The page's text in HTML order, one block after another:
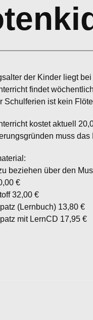
der Kinder liegt bei
findet
Schulferien ist kein
kostet aktuell
muss
beziehen über den
€
32,00 €
(Lernbuch) 13,80 €
mit LernCD 17,95 €